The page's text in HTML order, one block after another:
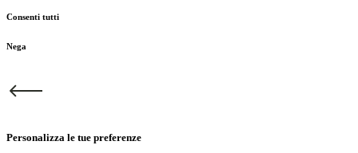
Consenti tutti
Nega
Personalizza le tue preferenze